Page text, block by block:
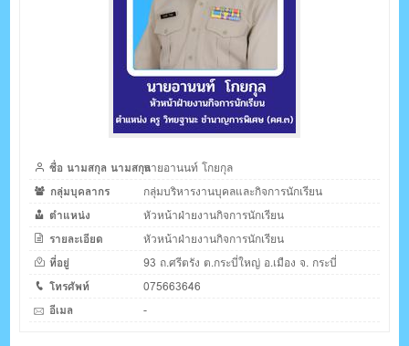
ชื่อ นามสกุล นามสกุลนายอานนท์ โกยกุล
กลุ่มบุคลากร
กลุ่มบริหารงานบุคลและกิจการนักเรียน
ตำแหน่ง
หัวหน้าฝ่ายงานกิจการนักเรียน
รายละเอียด
หัวหน้าฝ่ายงานกิจการนักเรียน
ที่อยู่
93 ถ.ศรีตรัง ต.กระบี่ใหญ่ อ.เมือง จ. กระบี่
โทรศัพท์
075663646
อีเมล
-